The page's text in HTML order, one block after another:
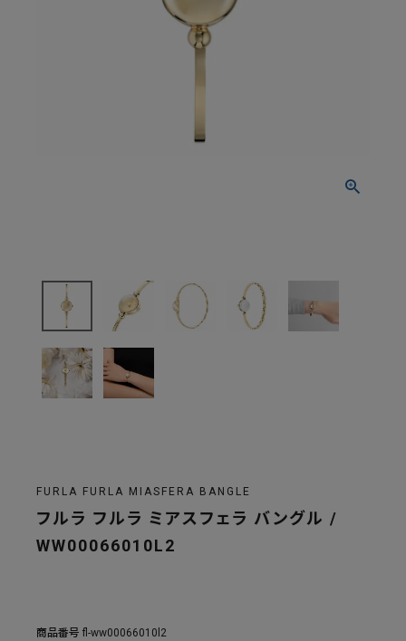
FURLA FURLA MIASFERA BANGLE
フルラ フルラ ミアスフェラ バングル /
WW00066010L2
商品番号 fl-ww00066010l2